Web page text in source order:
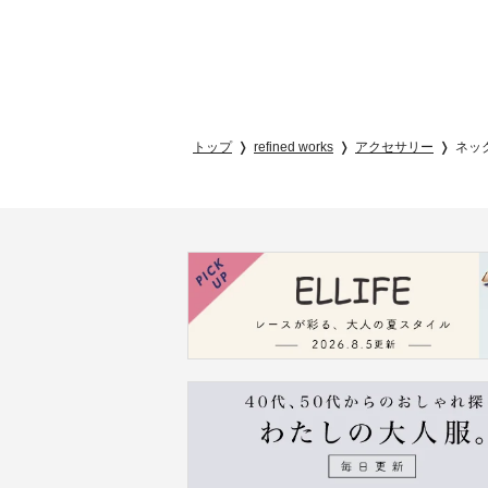
トップ refined works アクセサリー ネッ